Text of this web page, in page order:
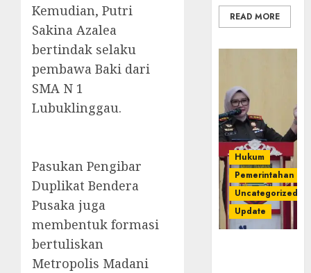
Kemudian, Putri
Sakina Azalea
bertindak selaku
pembawa Baki dari
SMA N 1
Lubuklinggau.
Pasukan Pengibar
Duplikat Bendera
Pusaka juga
membentuk formasi
bertuliskan
Metropolis Madani
READ MORE
Hukum
Pemerintahan
Uncategorized
Update